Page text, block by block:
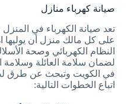
صيانة كهرباء منازل
تعد صيانة الكهرباء في
على كل مالك منزل أن يوليها
النظام الكهربائي وصحة
لضمان سلامة العائلة
في الكويت وتبحث عن طرق
اتباع الخطوات التالية: